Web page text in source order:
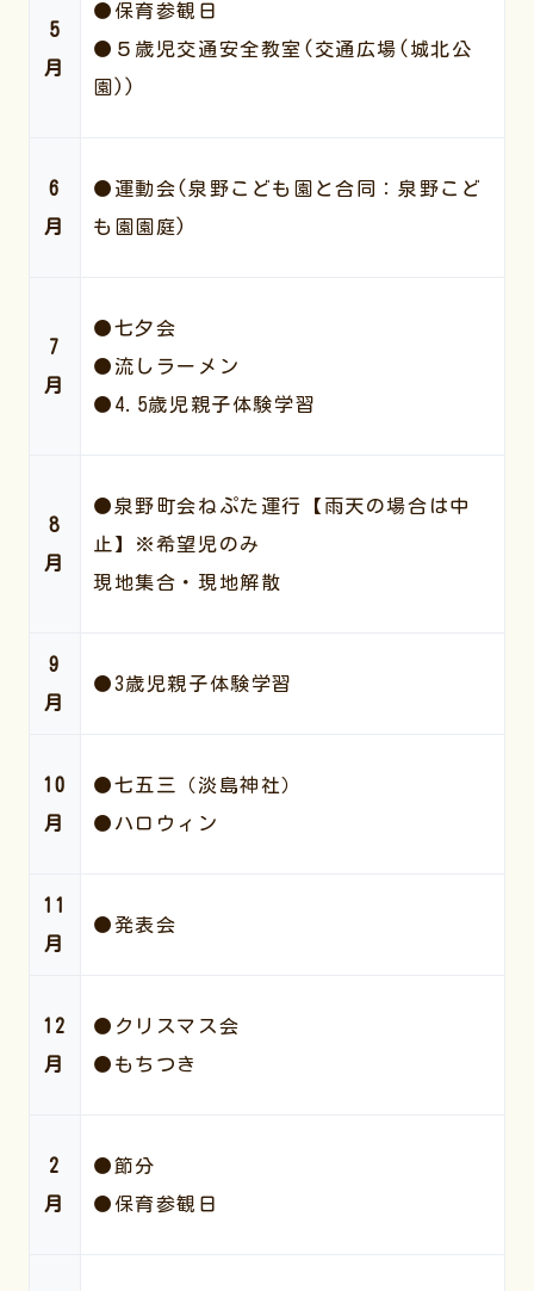
5
月
●保育参観日
●５歳児交通安全教室(交通広場(城北公
園))
6
月
●運動会(泉野こども園と合同：泉野こど
も園園庭)
7
月
●七夕会
●流しラーメン
●4.5歳児親子体験学習
8
月
●泉野町会ねぷた運行【雨天の場合は中
止】※希望児のみ
現地集合・現地解散
9
月
●3歳児親子体験学習
10
月
●七五三（淡島神社）
●ハロウィン
11
月
●発表会
12
月
●クリスマス会
●もちつき
2
月
●節分
●保育参観日